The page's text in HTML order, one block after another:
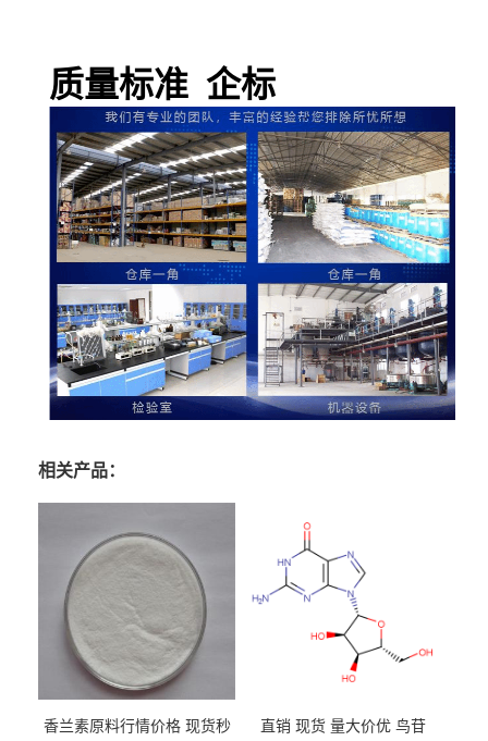
质量标准 企标
相关产品：
香兰素原料行情价格 现货秒 直销 现货 量大价优 鸟苷